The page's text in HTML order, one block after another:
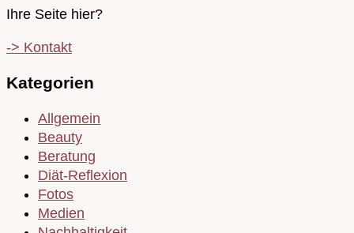
Ihre Seite hier?
-> Kontakt
Kategorien
Allgemein
Beauty
Beratung
Diät-Reflexion
Fotos
Medien